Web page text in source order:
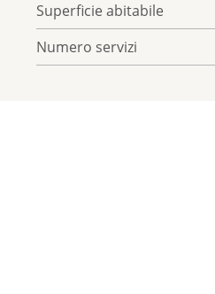
Superficie abitabile
Numero servizi